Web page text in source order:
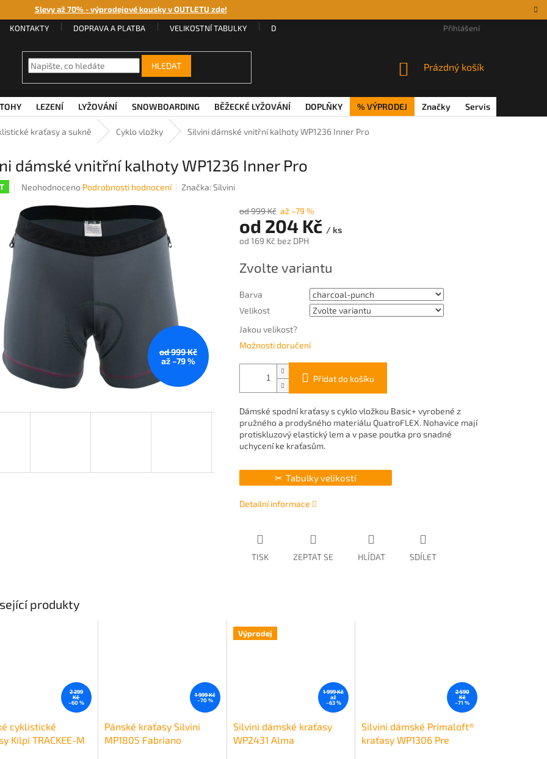
Slevy až 70% - výprodejové kousky v OUTLETU zde!
KONTAKTY DOPRAVA A PLATBA VELIKOSTNÍ TABULKY DÁRKOVÉ POUKAZY VĚRNOSTNÍ PROGRAM
Přihlášení
HLEDAT
NÁKUPNÍ
Prázdný košík
LEZENÍ LYŽOVÁNÍ SNOWBOARDING BĚŽECKÉ LYŽOVÁNÍ DOPLŇKY % VÝPRODEJ Značky Servis
kraťasy a sukně Cyklo vložky Silvini dámské vnitřní kalhoty WP1236 Inner Pro
dámské vnitřní kalhoty WP1236 Inner Pro
Průměrné
produktu
je
Neohodnoceno Podrobnosti hodnocení Značka:Silvini
od 999 Kč
až –79 %
od 999 Kč až –79 %
od 204 Kč / ks
od 169 Kč bez DPH
cena:
Zvolte variantu
Barva
Velikost
Jakou velikost?
Možnosti doručení
Přidat do košíku
Dámské spodní kraťasy s cyklo vložkou Basic+ vyrobené z
pružného a prodyšného materiálu QuatroFLEX. Nohavice mají
protiskluzový elastický lem a v pase poutka pro snadné
uchycení ke kraťasům.
Tabulky velikostí
Detailní informace
TISK ZEPTAT SE HLÍDAT SDÍLET
produkty
2 299
Kč
–60 %
cyklistické
Kilpi TRACKEE-M
1 999 Kč
–70 %
Pánské kraťasy Silvini
MP1805 Fabriano
Výprodej
1 999 Kč
až
–63 %
Silvini dámské kraťasy
WP2431 Alma
2 590
Kč
–71 %
Silvini dámské Primaloft®
kraťasy WP1306 Pre